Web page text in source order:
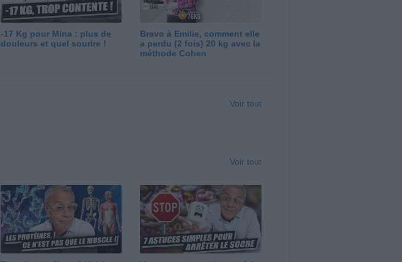
-17 Kg pour Mina : plus de
douleurs et quel sourire !
Bravo à Emilie, comment elle
a perdu (2 fois) 20 kg avec la
méthode Cohen
Voir tout
Voir tout